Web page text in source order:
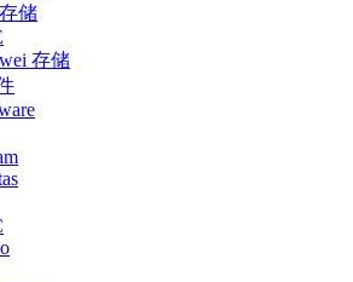
储
存储